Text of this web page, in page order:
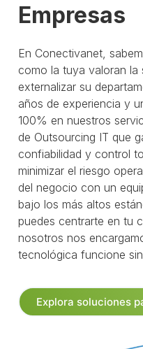
Empresas
En Conectivanet,
como la tuya valoran la
externalizar su
años de experiencia y
100% en nuestros
de Outsourcing IT que
confiabilidad y control
minimizar el riesgo
del negocio con un
bajo los más altos
puedes centrarte en tu
nosotros nos
tecnológica funcione
Explora soluciones